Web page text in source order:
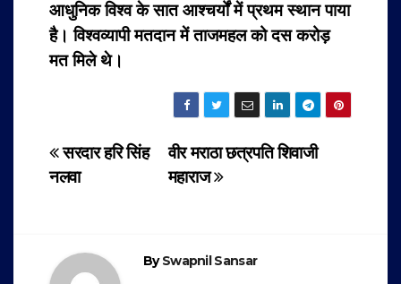
आधुनिक विश्व के सात आश्चर्यों में प्रथम स्थान पाया
है। विश्वव्यापी मतदान में ताजमहल को दस करोड़
मत मिले थे।
Post
navigation
वीर मराठा छत्रपति शिवाजी
महाराज
सरदार हरि सिंह
नलवा
BySwapnil Sansar